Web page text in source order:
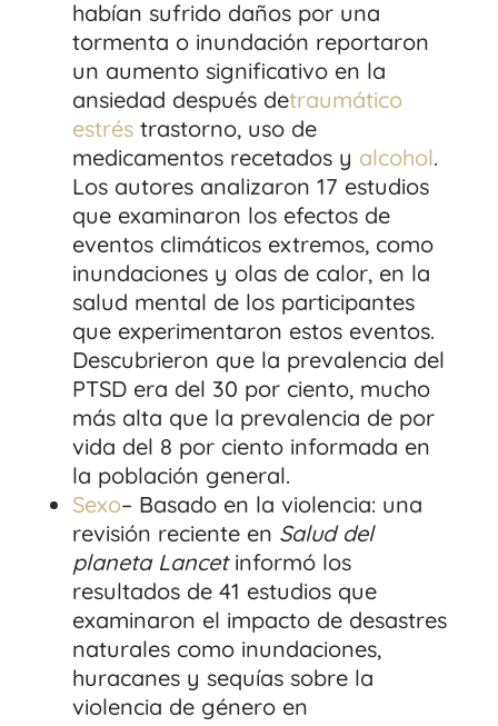
habían sufrido daños por una
tormenta o inundación reportaron
un aumento significativo en la
ansiedad después detraumático
estréstrastorno, uso de
medicamentos recetados y alcohol.
Los autores analizaron 17 estudios
que examinaron los efectos de
eventos climáticos extremos, como
inundaciones y olas de calor, en la
salud mental de los participantes
que experimentaron estos eventos.
Descubrieron que la prevalencia del
PTSD era del 30 por ciento, mucho
más alta que la prevalencia de por
vida del 8 por ciento informada en
la población general.
Sexo– Basado en la violencia: una
revisión reciente en Salud del
planeta Lancet informó los
resultados de 41 estudios que
examinaron el impacto de desastres
naturales como inundaciones,
huracanes y sequías sobre la
violencia de género en